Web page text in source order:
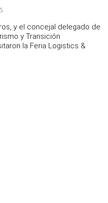
y el concejal delegado de
y Transición
la Feria Logistics &